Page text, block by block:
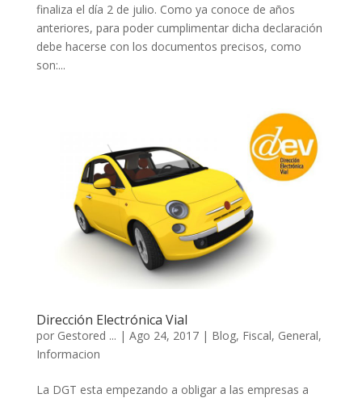
finaliza el día 2 de julio. Como ya conoce de años
anteriores, para poder cumplimentar dicha declaración
debe hacerse con los documentos precisos, como
son:...
Dirección Electrónica Vial
por Gestored ... | Ago 24, 2017| Blog, Fiscal, General,
Informacion
La DGT esta empezando a obligar a las empresas a